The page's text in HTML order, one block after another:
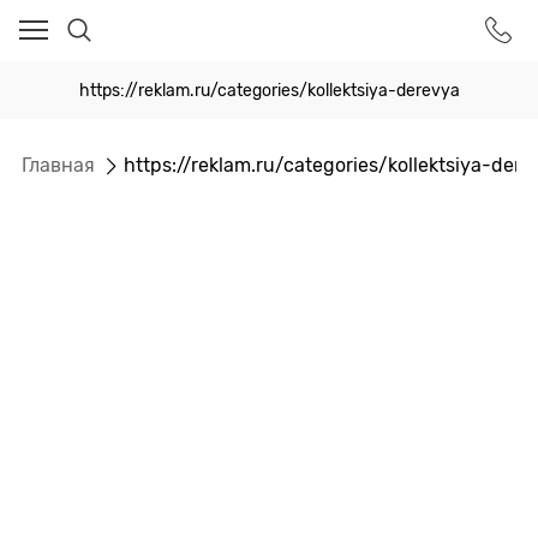
https://reklam.ru/categories/kollektsiya-derevya
Главная https://reklam.ru/categories/kollektsiya-